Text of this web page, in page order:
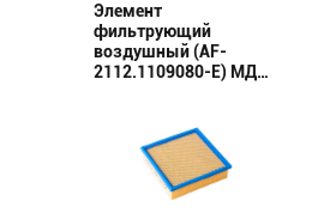
Элемент
фильтрующий
воздушный (AF-
2112.1109080-E) МД